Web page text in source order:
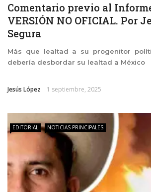
Comentario previo al
VERSIÓN NO OFICIAL. Por
Segura
Más que lealtad a su progenitor
debería desbordar su lealtad a México
Jesús López 1 septiembre, 2025
EDITORIAL NOTICIAS PRINCIPALES